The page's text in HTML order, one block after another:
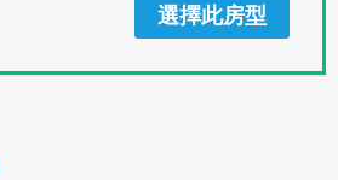
選擇此房型